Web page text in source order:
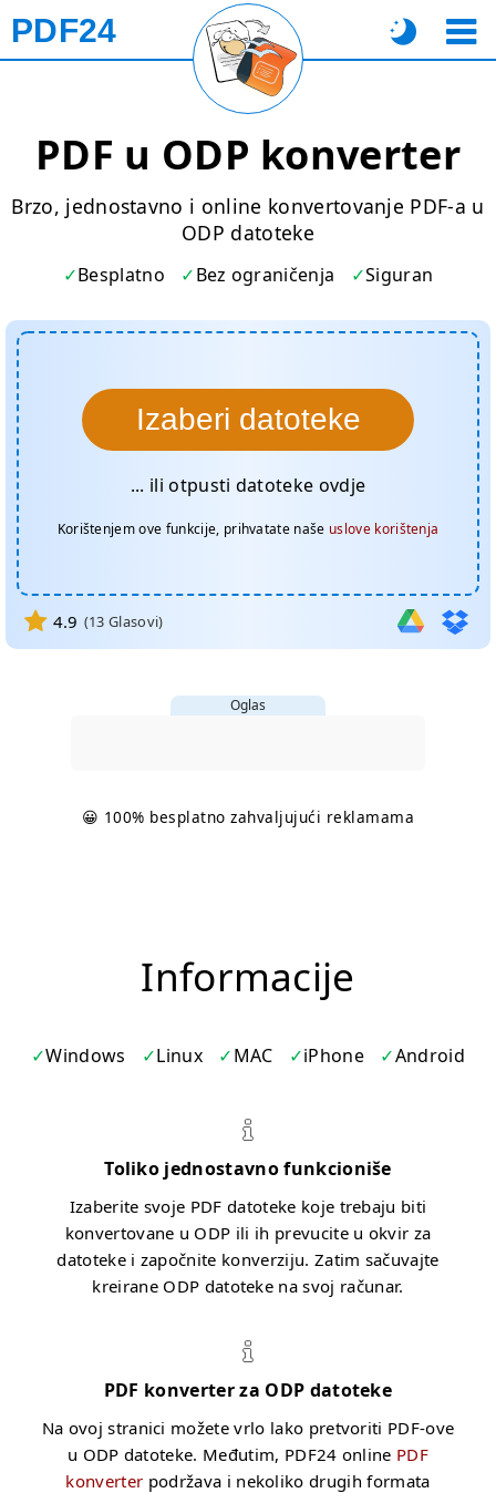
PDF24
PDF u ODP konverter
Brzo, jednostavno i online konvertovanje PDF-a u
ODP datoteke
Besplatno Bez ograničenja Siguran
Izaberi datoteke
... ili otpusti datoteke ovdje
Korištenjem ove funkcije, prihvatate naše uslove korištenja
4.9 (13 Glasovi)
Oglas
😀 100% besplatno zahvaljujući reklamama
Informacije
Windows Linux MAC iPhone Android
Toliko jednostavno funkcioniše
Izaberite svoje PDF datoteke koje trebaju biti
konvertovane u ODP ili ih prevucite u okvir za
datoteke i započnite konverziju. Zatim sačuvajte
kreirane ODP datoteke na svoj računar.
PDF konverter za ODP datoteke
Na ovoj stranici možete vrlo lako pretvoriti PDF-ove
u ODP datoteke. Međutim, PDF24 online PDF
konverter podržava i nekoliko drugih formata